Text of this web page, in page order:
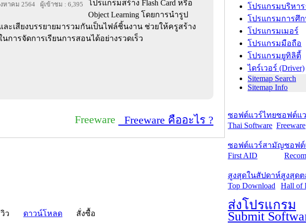
หาคม 2564 ผู้เข้าชม : 6,395
โปรแกรมสร้าง Flash Card หรือ
Object Learning โดยการนำรูป
ละเสียงบรรยายมารวมกันเป็นไฟล์ชิ้นงาน ช่วยให้ครูสร้าง
นการจัดการเรียนการสอนได้อย่างรวดเร็ว
Freeware Freeware คืออะไร ?
ว ดาวน์โหลด สั่งซื้อ
โปรแกรมบริหา
โปรแกรมการศึ
โปรแกรมเมอร์
โปรแกรมมือถือ
โปรแกรมยูทิลิตี้
ไดร์เวอร์ (Driver)
Sitemap Search
Sitemap Info
ซอฟต์แวร์ไทย
Thai Software
ซอฟต์แ
Freeware
ซอฟต์แวร์สามัญ
First AID
ซอฟต์
สูงสุดในสัปดาห์
Top Download
สูงสุด
Hall of
ส่งโปรแกรม
Submit